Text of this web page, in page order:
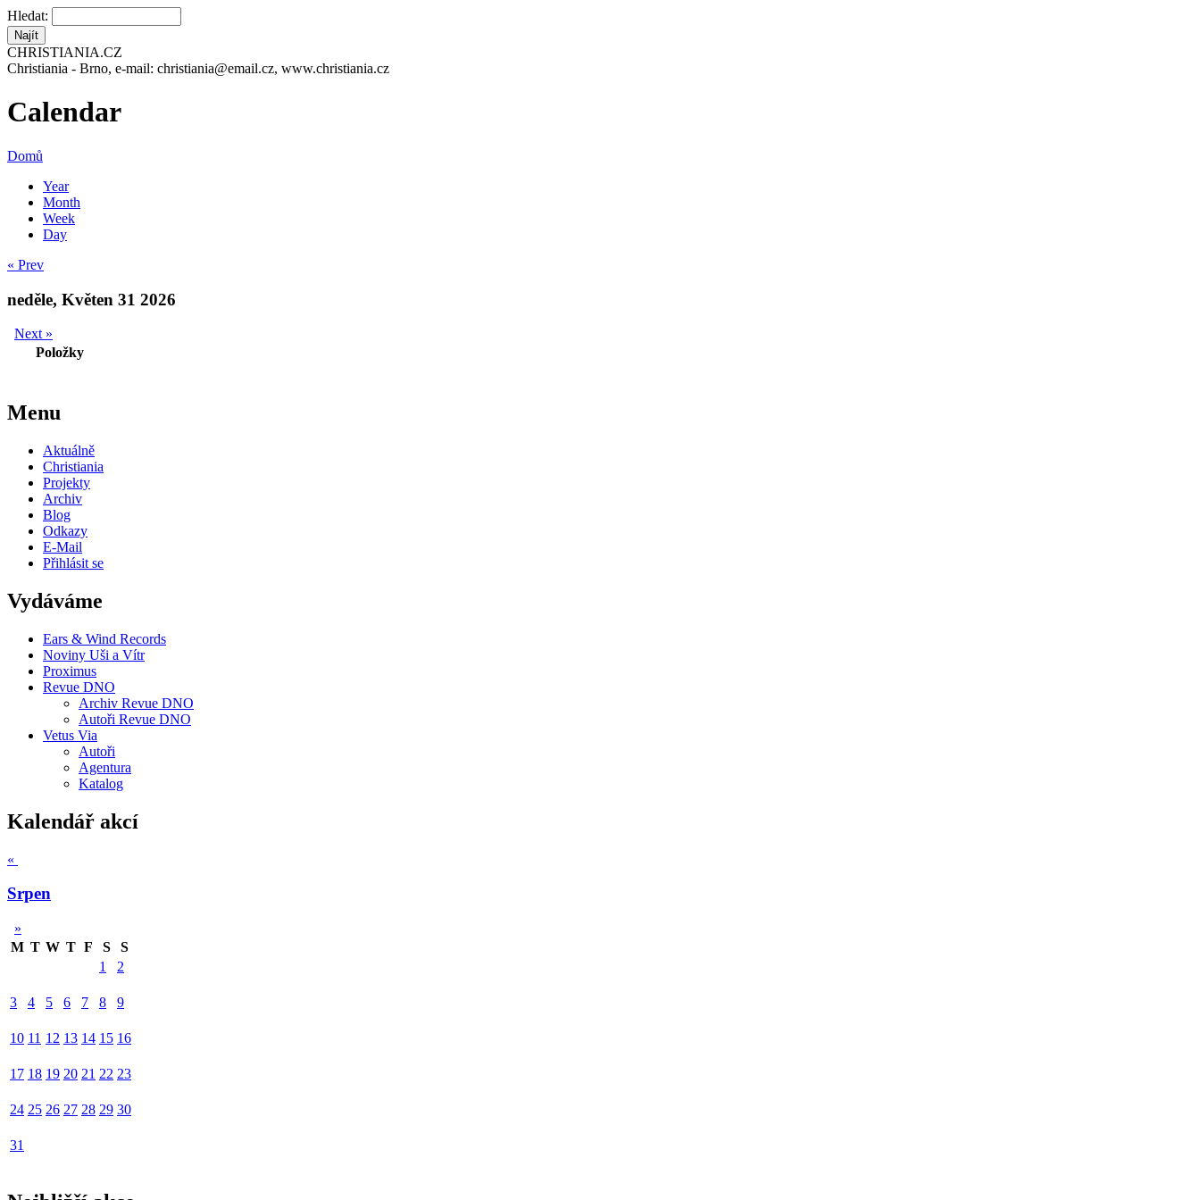
Hledat:
CHRISTIANIA.CZ
Christiania - Brno, e-mail: christiania@email.cz, www.christiania.cz
Calendar
Domů
Year
Month
Week
Day
« Prev
neděle, Květen 31 2026
Next »
Položky
Menu
Aktuálně
Christiania
Projekty
Archiv
Blog
Odkazy
E-Mail
Přihlásit se
Vydáváme
Ears & Wind Records
Noviny Uši a Vítr
Proximus
Revue DNO
Archiv Revue DNO
Autoři Revue DNO
Vetus Via
Autoři
Agentura
Katalog
Kalendář akcí
«
Srpen
»
M T W T F S
S
1
2
3 4 5 6 7 8 9
10 11 12 13 14 15 16
17 18 19 20 21 22 23
24 25 26 27 28 29 30
31